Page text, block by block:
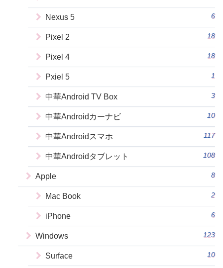
Nexus 5 6
Pixel 2 18
Pixel 4 18
Pxiel 5 1
中華Android TV Box 3
中華Androidカーナビ 10
中華Androidスマホ 117
中華Androidタブレット 108
Apple 8
Mac Book 2
iPhone 6
Windows 123
Surface 10